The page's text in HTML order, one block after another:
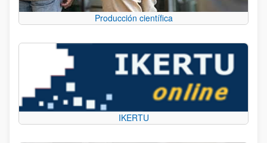
Producción científica
IKERTU